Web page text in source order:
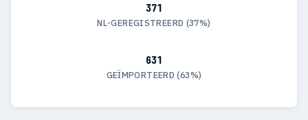
371
NL-GEREGISTREERD (37%)
631
GEÏMPORTEERD (63%)